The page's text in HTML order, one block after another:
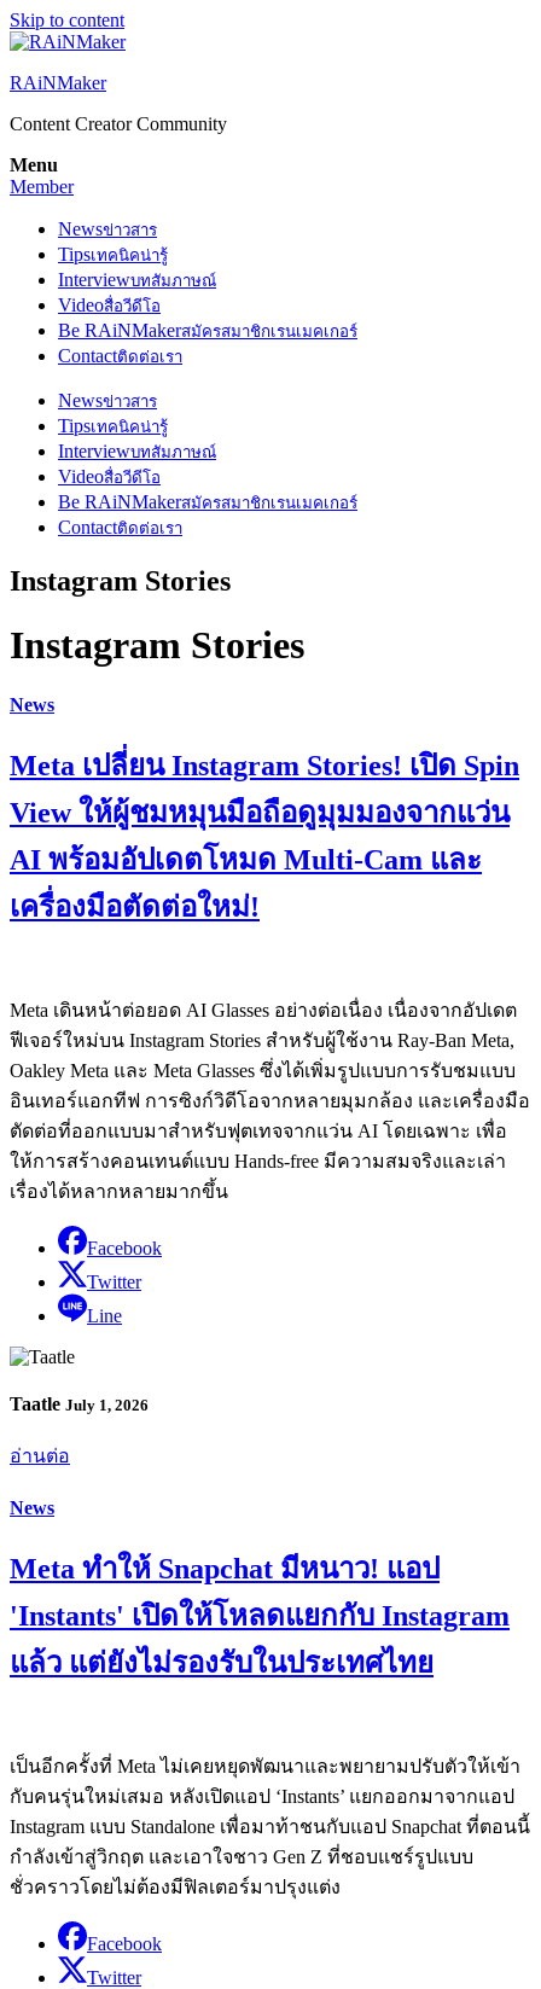
Skip to content
RAiNMaker
Content Creator Community
Menu
Member
Newsข่าวสาร
Tipsเทคนิคน่ารู้
Interviewบทสัมภาษณ์
Videoสื่อวีดีโอ
Be RAiNMakerสมัครสมาชิกเรนเมคเกอร์
Contactติดต่อเรา
Newsข่าวสาร
Tipsเทคนิคน่ารู้
Interviewบทสัมภาษณ์
Videoสื่อวีดีโอ
Be RAiNMakerสมัครสมาชิกเรนเมคเกอร์
Contactติดต่อเรา
Instagram Stories
Instagram Stories
News
Meta เปลี่ยน Instagram Stories! เปิด Spin
View ให้ผู้ชมหมุนมือถือดูมุมมองจากแว่น
AI พร้อมอัปเดตโหมด Multi-Cam และ
เครื่องมือตัดต่อใหม่!
Meta เดินหน้าต่อยอด AI Glasses อย่างต่อเนื่อง เนื่องจากอัปเดต
ฟีเจอร์ใหม่บน Instagram Stories สำหรับผู้ใช้งาน Ray-Ban Meta,
Oakley Meta และ Meta Glasses ซึ่งได้เพิ่มรูปแบบการรับชมแบบ
อินเทอร์แอกทีฟ การซิงก์วิดีโอจากหลายมุมกล้อง และเครื่องมือ
ตัดต่อที่ออกแบบมาสำหรับฟุตเทจจากแว่น AI โดยเฉพาะ เพื่อ
ให้การสร้างคอนเทนต์แบบ Hands-free มีความสมจริงและเล่า
เรื่องได้หลากหลายมากขึ้น
Facebook
Twitter
Line
Taatle July 1, 2026
อ่านต่อ
News
Meta ทำให้ Snapchat มีหนาว! แอป
'Instants' เปิดให้โหลดแยกกับ Instagram
แล้ว แต่ยังไม่รองรับในประเทศไทย
เป็นอีกครั้งที่ Meta ไม่เคยหยุดพัฒนาและพยายามปรับตัวให้เข้า
กับคนรุ่นใหม่เสมอ หลังเปิดแอป ‘Instants’ แยกออกมาจากแอป
Instagram แบบ Standalone เพื่อมาท้าชนกับแอป Snapchat ที่ตอนนี้
กำลังเข้าสู่วิกฤต และเอาใจชาว Gen Z ที่ชอบแชร์รูปแบบ
ชั่วคราวโดยไม่ต้องมีฟิลเตอร์มาปรุงแต่ง
Facebook
Twitter